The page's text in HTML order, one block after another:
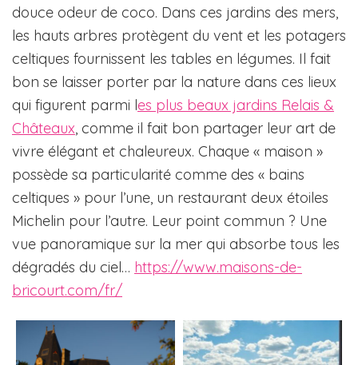
douce odeur de coco. Dans ces jardins des mers,
les hauts arbres protègent du vent et les potagers
celtiques fournissent les tables en légumes. Il fait
bon se laisser porter par la nature dans ces lieux
qui figurent parmi les plus beaux jardins Relais &
Châteaux, comme il fait bon partager leur art de
vivre élégant et chaleureux. Chaque « maison »
possède sa particularité comme des « bains
celtiques » pour l’une, un restaurant deux étoiles
Michelin pour l’autre. Leur point commun ? Une
vue panoramique sur la mer qui absorbe tous les
dégradés du ciel… https://www.maisons-de-
bricourt.com/fr/